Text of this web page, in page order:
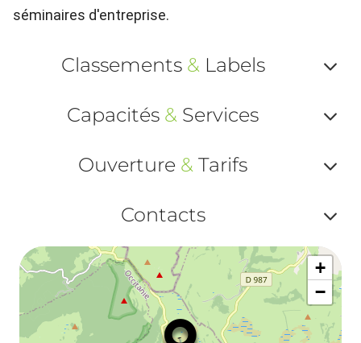
séminaires d'entreprise.
Classements &Labels
ou
Capacités & Services
ou
Ouverture & Tarifs
ou
Contacts
ou
+
−